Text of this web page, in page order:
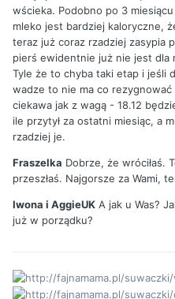
wścieka. Podobno po 3
mleko jest bardziej kaloryczne,
teraz już coraz rzadziej zasypia
pierś ewidentnie już nie jest dla
Tyle że to chyba taki etap i jeśli
wadze to nie ma co rezygnować
ciekawa jak z wagą - 18.12
ile przytył za ostatni miesiąc, a
rzadziej je.
Fraszelka Dobrze, że wróciłaś.
przeszłaś. Najgorsze za Wami,
Iwona i AggieUK A jak u Was?
już w porządku?